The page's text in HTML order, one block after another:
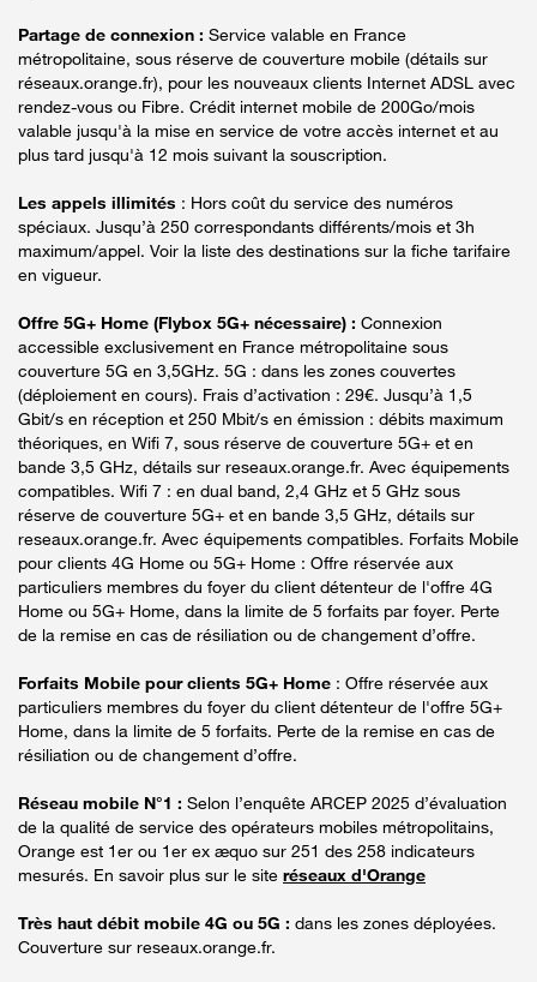
Partage de connexion : Service valable en France
métropolitaine, sous réserve de couverture mobile (détails sur
réseaux.orange.fr), pour les nouveaux clients Internet ADSL avec
rendez-vous ou Fibre. Crédit internet mobile de 200Go/mois
valable jusqu'à la mise en service de votre accès internet et au
plus tard jusqu'à 12 mois suivant la souscription.
Les appels illimités : Hors coût du service des numéros
spéciaux. Jusqu’à 250 correspondants différents/mois et 3h
maximum/appel. Voir la liste des destinations sur la fiche tarifaire
en vigueur.
Offre 5G+ Home (Flybox 5G+ nécessaire) : Connexion
accessible exclusivement en France métropolitaine sous
couverture 5G en 3,5GHz. 5G : dans les zones couvertes
(déploiement en cours). Frais d’activation : 29€. Jusqu’à 1,5
Gbit/s en réception et 250 Mbit/s en émission : débits maximum
théoriques, en Wifi 7, sous réserve de couverture 5G+ et en
bande 3,5 GHz, détails sur reseaux.orange.fr. Avec équipements
compatibles. Wifi 7 : en dual band, 2,4 GHz et 5 GHz sous
réserve de couverture 5G+ et en bande 3,5 GHz, détails sur
reseaux.orange.fr. Avec équipements compatibles. Forfaits Mobile
pour clients 4G Home ou 5G+ Home : Offre réservée aux
particuliers membres du foyer du client détenteur de l'offre 4G
Home ou 5G+ Home, dans la limite de 5 forfaits par foyer. Perte
de la remise en cas de résiliation ou de changement d’offre.
Forfaits Mobile pour clients 5G+ Home : Offre réservée aux
particuliers membres du foyer du client détenteur de l'offre 5G+
Home, dans la limite de 5 forfaits. Perte de la remise en cas de
résiliation ou de changement d’offre.
Réseau mobile N°1 : Selon l’enquête ARCEP 2025 d’évaluation
de la qualité de service des opérateurs mobiles métropolitains,
Orange est 1er ou 1er ex æquo sur 251 des 258 indicateurs
mesurés. En savoir plus sur le site réseaux d'Orange
Très haut débit mobile 4G ou 5G : dans les zones déployées.
Couverture sur reseaux.orange.fr.